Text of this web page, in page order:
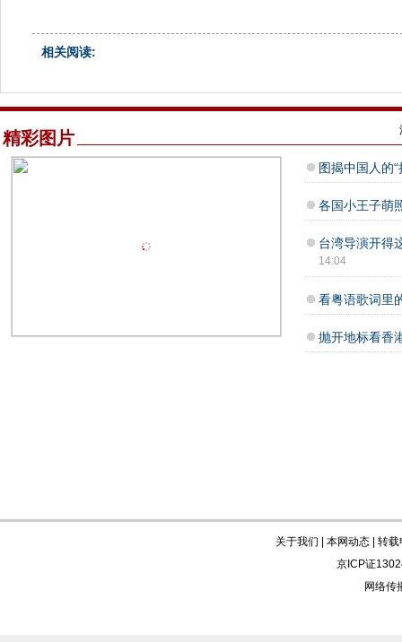
相关阅读:
精彩图片
图揭中国人的
各国小王子萌
台湾导演开得
14:04
看粤语歌词里
抛开地标看香
关于我们 本网动态
转载
京ICP证
网络传